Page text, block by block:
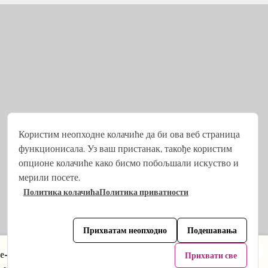
Програмирано из Stjepan Tafra.
поште. Шта се привремено мења:
Погледајте пакете →
Користим неопходне колачиће да би ова веб страница
функционисала. Уз ваш пристанак, такође користим
опционе колачиће како бисмо побољшали искуство и
мерили посете.
Политика колачићаПолитика приватности
Прихватам неопходно Подешавања
Прихвати све